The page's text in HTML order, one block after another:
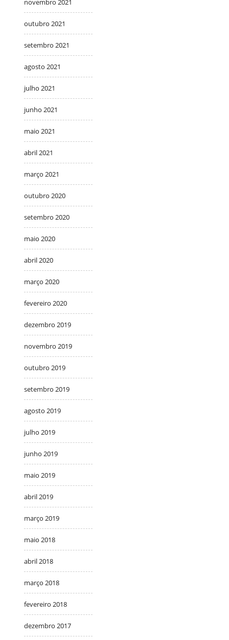
novembro 2021
outubro 2021
setembro 2021
agosto 2021
julho 2021
junho 2021
maio 2021
abril 2021
março 2021
outubro 2020
setembro 2020
maio 2020
abril 2020
março 2020
fevereiro 2020
dezembro 2019
novembro 2019
outubro 2019
setembro 2019
agosto 2019
julho 2019
junho 2019
maio 2019
abril 2019
março 2019
maio 2018
abril 2018
março 2018
fevereiro 2018
dezembro 2017